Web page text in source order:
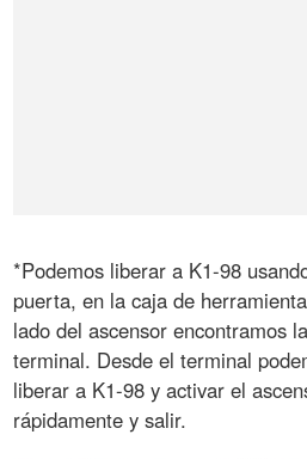
*Podemos liberar a K1-98
puerta, en la caja de
lado del ascensor encontramos
terminal. Desde el terminal
liberar a K1-98 y activar el
rápidamente y salir.